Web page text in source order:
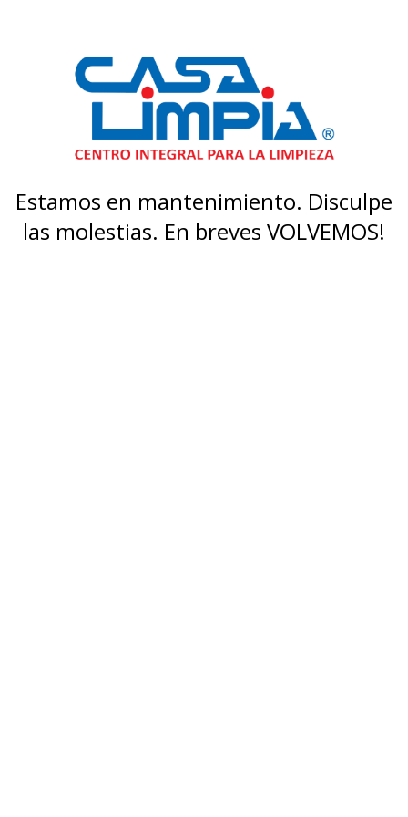
Estamos en mantenimiento. Disculpe
las molestias. En breves VOLVEMOS!